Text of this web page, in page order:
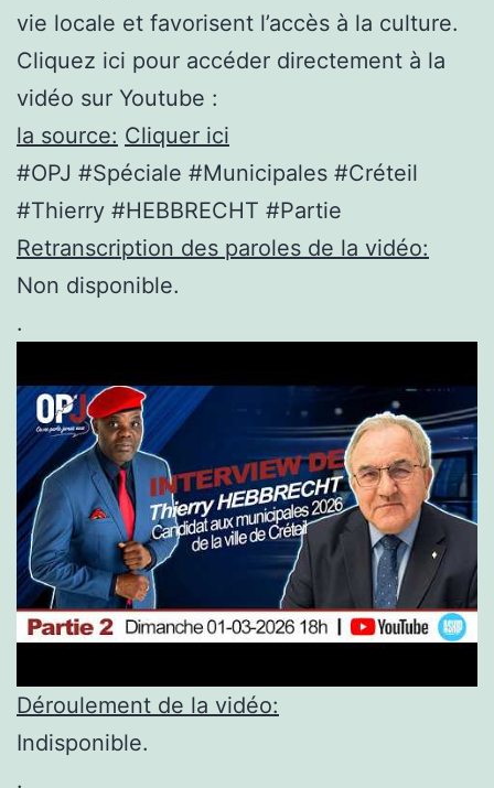
vie locale et favorisent l’accès à la culture.
Cliquez ici pour accéder directement à la
vidéo sur Youtube :
la source: Cliquer ici
#OPJ #Spéciale #Municipales #Créteil
#Thierry #HEBBRECHT #Partie
Retranscription des paroles de la vidéo:
Non disponible.
.
Déroulement de la vidéo:
Indisponible.
.